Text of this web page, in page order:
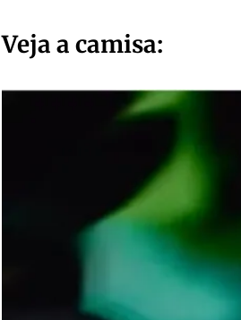
Veja a camisa: